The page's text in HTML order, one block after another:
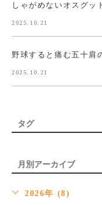
しゃがめないオスグッ
2025.10.21
野球すると痛む五十肩
2025.10.21
タグ
月別アーカイブ
2026年 (8)